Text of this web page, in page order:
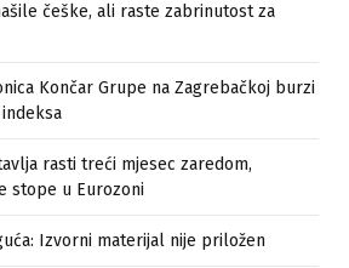
češke, ali raste zabrinutost za
Končar Grupe na Zagrebačkoj burzi
rasti treći mjesec zaredom,
stope u Eurozoni
Izvorni materijal nije priložen